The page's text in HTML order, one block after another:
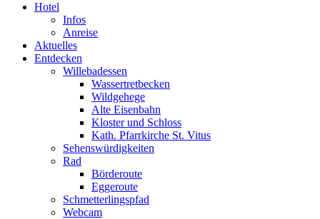
Hotel
Infos
Anreise
Aktuelles
Entdecken
Willebadessen
Wassertretbecken
Wildgehege
Alte Eisenbahn
Kloster und Schloss
Kath. Pfarrkirche St. Vitus
Sehenswürdigkeiten
Rad
Börderoute
Eggeroute
Schmetterlingspfad
Webcam